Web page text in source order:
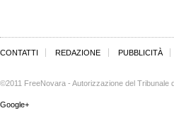
CONTATTI REDAZIONE PUBBLICITÀ
©2011 FreeNovara - Autorizzazione del
Google+